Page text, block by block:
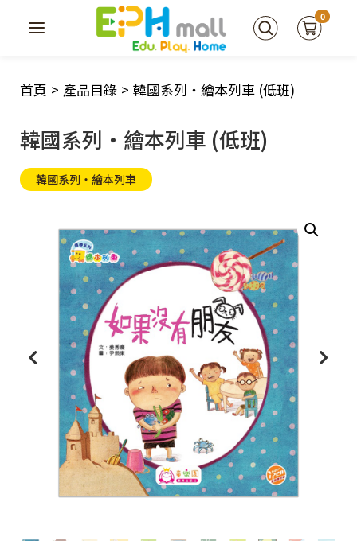
0
首頁 > 產品目錄 > 韓國系列‧繪本列車 (低班)
韓國系列‧繪本列車 (低班)
韓國系列‧繪本列車